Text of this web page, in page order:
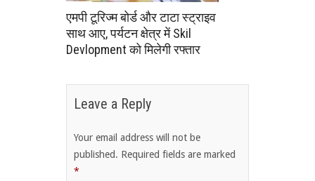
एमपी टूरिज्म बोर्ड और टाटा स्ट्राइव
साथ आए, पर्यटन क्षेत्र में Skil
Devlopment को मिलेगी रफ्तार
Leave a Reply
Your email address will not be
published. Required fields are marked
*